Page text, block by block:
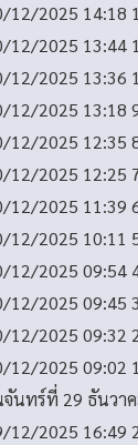
12/2025 14:18
12/2025 13:44
12/2025 13:36
12/2025 13:18
12/2025 12:35
12/2025 12:25
12/2025 11:39
12/2025 10:11
12/2025 09:54
12/2025 09:45 3
12/2025 09:32 2
12/2025 09:02 1
นทร์ที่ 29 ธันวา
12/2025 16:49